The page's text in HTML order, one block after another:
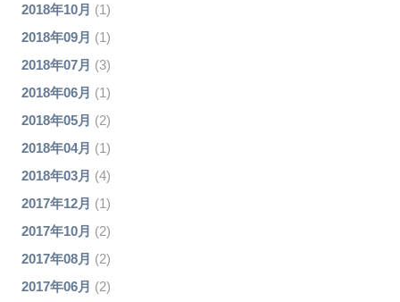
2018年10月 (1)
2018年09月 (1)
2018年07月 (3)
2018年06月 (1)
2018年05月 (2)
2018年04月 (1)
2018年03月 (4)
2017年12月 (1)
2017年10月 (2)
2017年08月 (2)
2017年06月 (2)